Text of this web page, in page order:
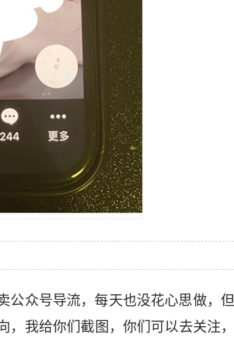
公众号导流，每天也没花心思做，但
我给你们截图，你们可以去关注，